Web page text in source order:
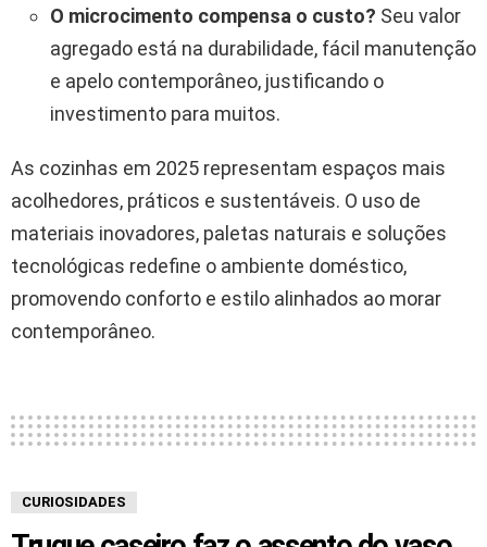
O microcimento compensa o custo? Seu valor
agregado está na durabilidade, fácil manutenção
e apelo contemporâneo, justificando o
investimento para muitos.
As cozinhas em 2025 representam espaços mais
acolhedores, práticos e sustentáveis. O uso de
materiais inovadores, paletas naturais e soluções
tecnológicas redefine o ambiente doméstico,
promovendo conforto e estilo alinhados ao morar
contemporâneo.
CURIOSIDADES